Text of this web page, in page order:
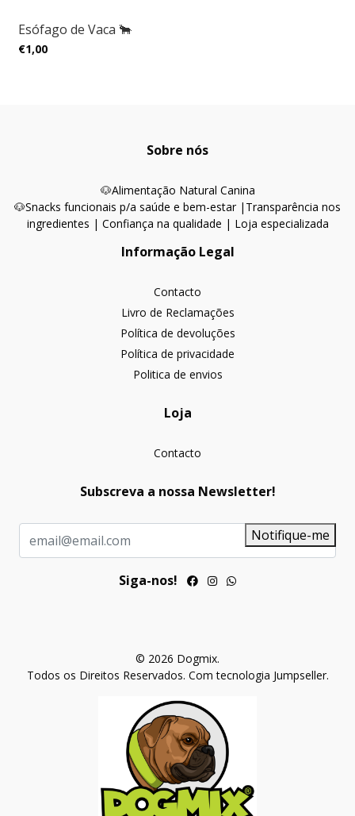
Esófago de Vaca 🐂
€1,00
Sobre nós
🐶Alimentação Natural Canina
🐶Snacks funcionais p/a saúde e bem-estar | Transparência nos
ingredientes | Confiança na qualidade | Loja especializada
Informação Legal
Contacto
Livro de Reclamações
Política de devoluções
Política de privacidade
Politica de envios
Loja
Contacto
Subscreva a nossa Newsletter!
Notifique-me
Siga-nos!
© 2026 Dogmix.
Todos os Direitos Reservados. Com tecnologia Jumpseller.